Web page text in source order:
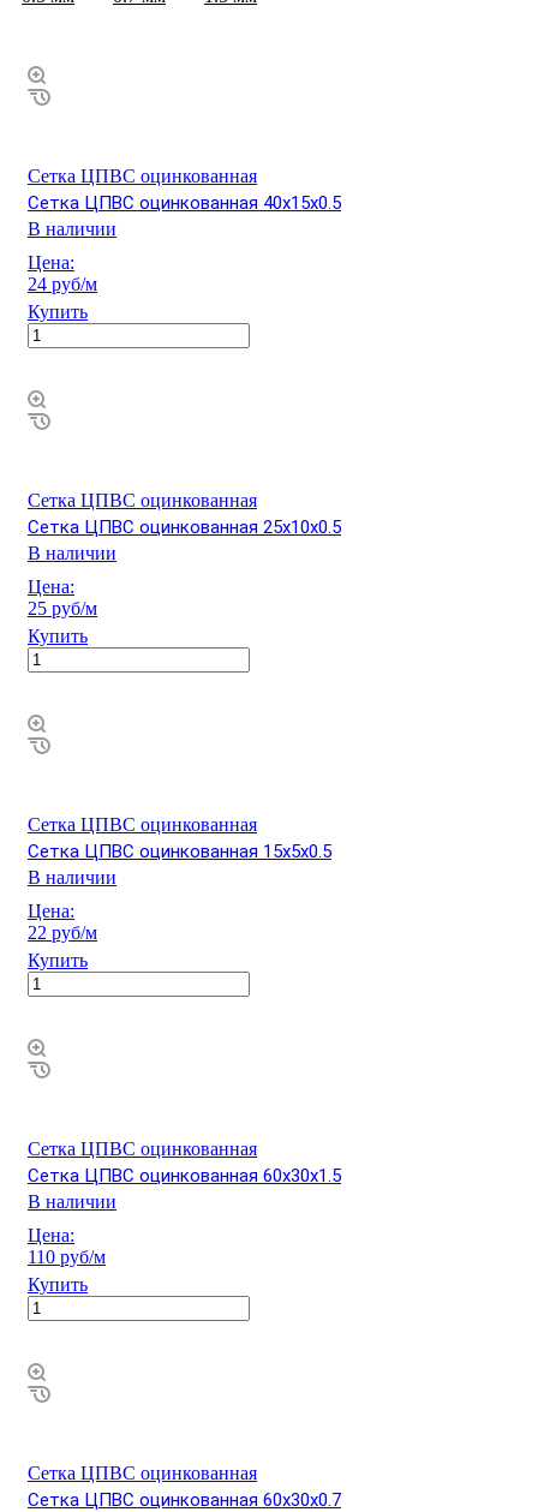
Сетка ЦПВС оцинкованная
Сетка ЦПВС оцинкованная 40х15х0.5
В наличии
Цена:
24 руб/м
Купить
Сетка ЦПВС оцинкованная
Сетка ЦПВС оцинкованная 25х10х0.5
В наличии
Цена:
25 руб/м
Купить
Сетка ЦПВС оцинкованная
Сетка ЦПВС оцинкованная 15х5х0.5
В наличии
Цена:
22 руб/м
Купить
Сетка ЦПВС оцинкованная
Сетка ЦПВС оцинкованная 60х30х1.5
В наличии
Цена:
110 руб/м
Купить
Сетка ЦПВС оцинкованная
Сетка ЦПВС оцинкованная 60х30х0.7